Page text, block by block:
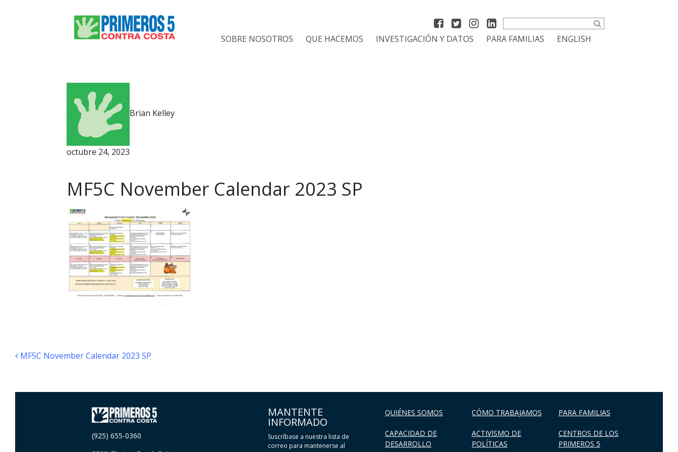
Search
SOBRE NOSOTROS
QUE HACEMOS INVESTIGACIÓN Y DATOS PARA FAMILIAS ENGLISH
Brian Kelley
octubre 24, 2023
MF5C November Calendar 2023 SP
Navegación de entradas
MF5C November Calendar 2023 SP
(925) 655-0360
MANTENTE
INFORMADO
Suscríbase a nuestra lista de
correo para mantenerse al
QUIÉNES SOMOS CÓMO TRABAJAMOS PARA FAMILIAS
CAPACIDAD DE
DESARROLLO
ACTIVISMO DE
POLÍTICAS
CENTROS DE LOS
PRIMEROS 5